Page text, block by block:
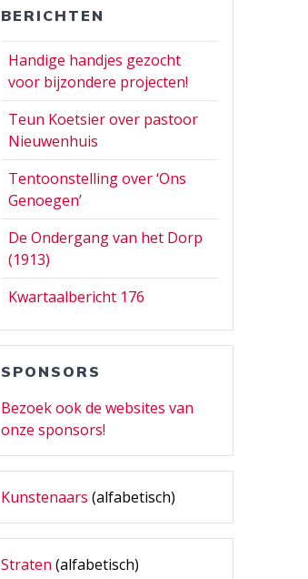
BERICHTEN
Handige handjes gezocht
voor bijzondere projecten!
Teun Koetsier over pastoor
Nieuwenhuis
Tentoonstelling over ‘Ons
Genoegen’
De Ondergang van het Dorp
(1913)
Kwartaalbericht 176
SPONSORS
Bezoek ook de websites van
onze sponsors!
Kunstenaars (alfabetisch)
Straten (alfabetisch)